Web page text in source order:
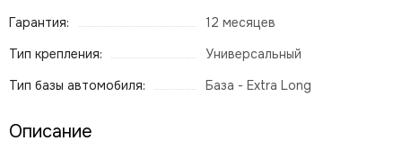
Гарантия:
12 месяцев
Тип крепления:
Универсальный
Тип базы автомобиля:
База - Extra Long
Описание